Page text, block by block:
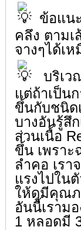
ข้อแน
คลึง ตามเ
จางๆได้เ
บริเว
แต่ถ้าเป็น
ขึ้นกับชนิด
บางอันรู้สึ
ส่วนเนื้อ
ขึ้น เพรา
ลำคอ เร
แรงไปใน
ให้ดูมีคุณ
อันนี้เราม
1 หลอดมี